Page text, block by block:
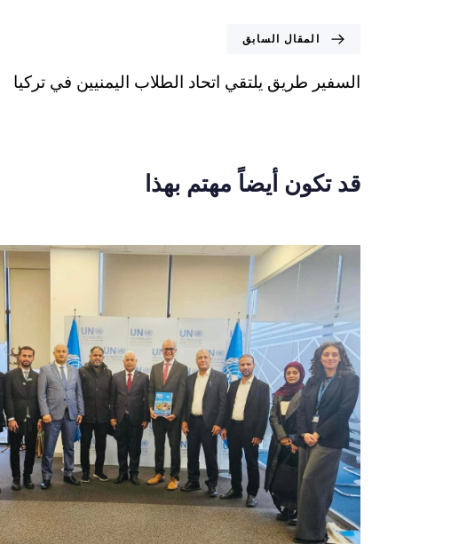
المقال السابق
السفير طريق يلتقي اتحاد الطلاب اليمنيين في تركيا